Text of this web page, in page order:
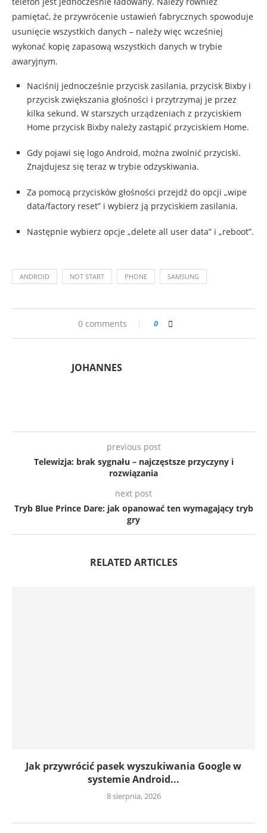
pamiętać, że przywrócenie ustawień fabrycznych spowoduje
usunięcie wszystkich danych – należy więc wcześniej
wykonać kopię zapasową wszystkich danych w trybie
awaryjnym.
Naciśnij jednocześnie przycisk zasilania, przycisk Bixby i
przycisk zwiększania głośności i przytrzymaj je przez
kilka sekund. W starszych urządzeniach z przyciskiem
Home przycisk Bixby należy zastąpić przyciskiem Home.
Gdy pojawi się logo Android, można zwolnić przyciski.
Znajdujesz się teraz w trybie odzyskiwania.
Za pomocą przycisków głośności przejdź do opcji „wipe
data/factory reset” i wybierz ją przyciskiem zasilania.
Następnie wybierz opcje „delete all user data” i „reboot”.
ANDROID NOT START PHONE SAMSUNG
0 comments 0
JOHANNES
previous post
Telewizja: brak sygnału – najczęstsze przyczyny i
rozwiązania
next post
Tryb Blue Prince Dare: jak opanować ten wymagający tryb
gry
RELATED ARTICLES
Jak przywrócić pasek wyszukiwania Google w
systemie Android...
8 sierpnia, 2026